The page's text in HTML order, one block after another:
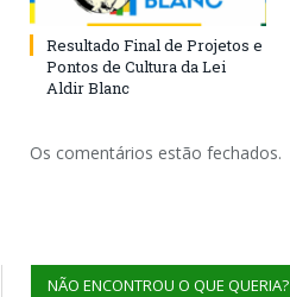
Resultado Final de Projetos e
Pontos de Cultura da Lei
Aldir Blanc
Os comentários estão fechados.
NÃO ENCONTROU O QUE QUERIA?